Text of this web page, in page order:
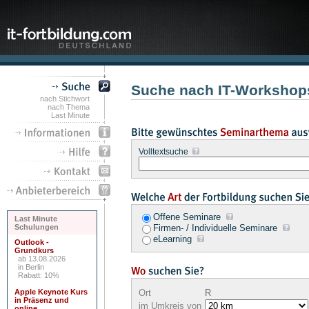
nach Stichwort
nach Thema
Last Minute
Last Minute
Schulungen
Outlook -
Grundkurs
ab 13.08.2026
in Berlin
Rabatt: 10%
Apple Keynote Kurs
in Präsenz und
Suche nach IT-
Volltextsuche
Offene Seminare
Firmen- / Individuelle Seminare
eLearning
Ort
R
im Umkreis von